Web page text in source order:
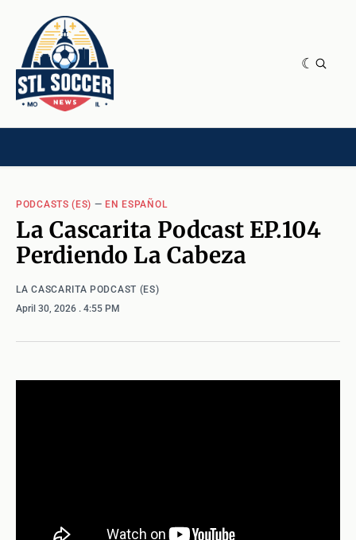
PODCASTS (ES) — EN ESPAÑOL
La Cascarita Podcast EP.104
Perdiendo La Cabeza
LA CASCARITA PODCAST (ES)
April 30, 2026 . 4:55 PM